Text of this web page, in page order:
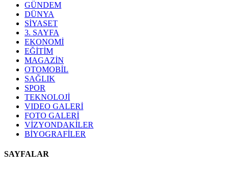
GÜNDEM
DÜNYA
SİYASET
3. SAYFA
EKONOMİ
EĞİTİM
MAGAZİN
OTOMOBİL
SAĞLIK
SPOR
TEKNOLOJİ
VIDEO GALERİ
FOTO GALERİ
VİZYONDAKİLER
BİYOGRAFİLER
SAYFALAR